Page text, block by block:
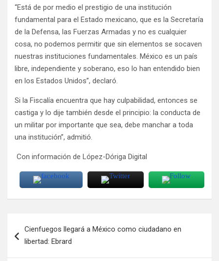
“Está de por medio el prestigio de una institución
fundamental para el Estado mexicano, que es la Secretaría
de la Defensa, las Fuerzas Armadas y no es cualquier
cosa, no podemos permitir que sin elementos se socaven
nuestras instituciones fundamentales. México es un país
libre, independiente y soberano, eso lo han entendido bien
en los Estados Unidos”, declaró.
Si la Fiscalía encuentra que hay culpabilidad, entonces se
castiga y lo dije también desde el principio: la conducta de
un militar por importante que sea, debe manchar a toda
una institución”, admitió.
Con información de López-Dóriga Digital
de
Cienfuegos llegará a México como ciudadano en
libertad: Ebrard